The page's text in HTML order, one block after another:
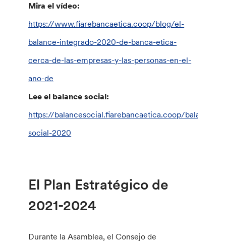
Mira el vídeo:
https://www.fiarebancaetica.coop/blog/el-
balance-integrado-2020-de-banca-etica-
cerca-de-las-empresas-y-las-personas-en-el-
ano-de
Lee el balance social:
https://balancesocial.fiarebancaetica.coop/balance-
social-2020
El Plan Estratégico de
2021-2024
Durante la Asamblea, el Consejo de